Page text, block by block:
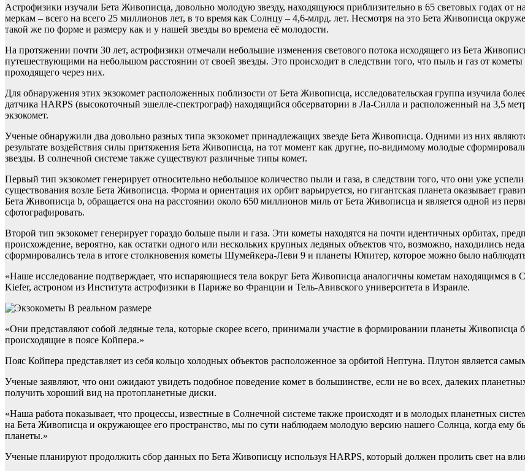
Астрофизики изучали Бета Живописца, довольно молодую звезду, находящуюся приблизительно в 65 световых годах от
меркам – всего на всего 25 миллионов лет, в то время как Солнцу – 4,6-млрд. лет. Несмотря на это Бета Живописца
такой же по форме и размеру как и у нашей звезды во времена её молодости.
На протяжении почти 30 лет, астрофизики отмечали небольшие изменения светового потока исходящего из Бета
путешествующими на небольшом расстоянии от своей звезды. Это происходит в следствии того, что пыль и газ от
проходящего через них.
Для обнаружения этих экзокомет расположенных поблизости от Бета Живописца, исследовательская группа изучила
датчика HARPS (высокоточный эшелле-спектрограф) находящийся обсерватории в Ла-Силла и расположенный на 3,5
экзокомет.
Ученые обнаружили два довольно разных типа экзокомет принадлежащих звезде Бета Живописца. Одними из них
результате воздействия силы притяжения Бета Живописца, на тот момент как другие, по-видимому молодые
звезды. В солнечной системе также существуют различные типы комет.
Первый тип экзокомет генерирует относительно небольшое количество пыли и газа, в следствии того, что они уже
существования возле Бета Живописца. Форма и ориентация их орбит варьируется, но гигантская планета оказывает
Бета Живописца b, обращается она на расстоянии около 650 миллионов миль от Бета Живописца и является одной из
сфотографировать.
Второй тип экзокомет генерирует гораздо больше пыли и газа. Эти кометы находятся на почти идентичных орбитах,
происхождение, вероятно, как остатки одного или нескольких крупных ледяных объектов что, возможно, находились
сформировались тела в итоге столкновения кометы Шумейкера-Леви 9 и планеты Юпитер, которое можно было
«Наше исследование подтверждает, что испаряющиеся тела вокруг Бета Живописца аналогичны кометам находящимся в
Kiefer, астроном из Института астрофизики в Париже во Франции и Тель-Авивского университета в Израиле.
В реальном размере
«Они представляют собой ледяные тела, которые скорее всего, принимали участие в формировании планеты
происходящие в поясе Койпера.»
Пояс Койпера представляет из себя кольцо холодных объектов расположенное за орбитой Нептуна. Плутон является
Ученые заявляют, что они ожидают увидеть подобное поведение комет в большинстве, если не во всех, далеких
получить хороший вид на протопланетные диски.
«Наша работа показывает, что процессы, известные в Солнечной системе также происходят и в молодых планетных
на Бета Живописца и окружающее его пространство, мы по сути наблюдаем молодую версию нашего Солнца, когда ему
планеты.»
Ученые планируют продолжить сбор данных по Бета Живописцу используя HARPS, который должен пролить свет на